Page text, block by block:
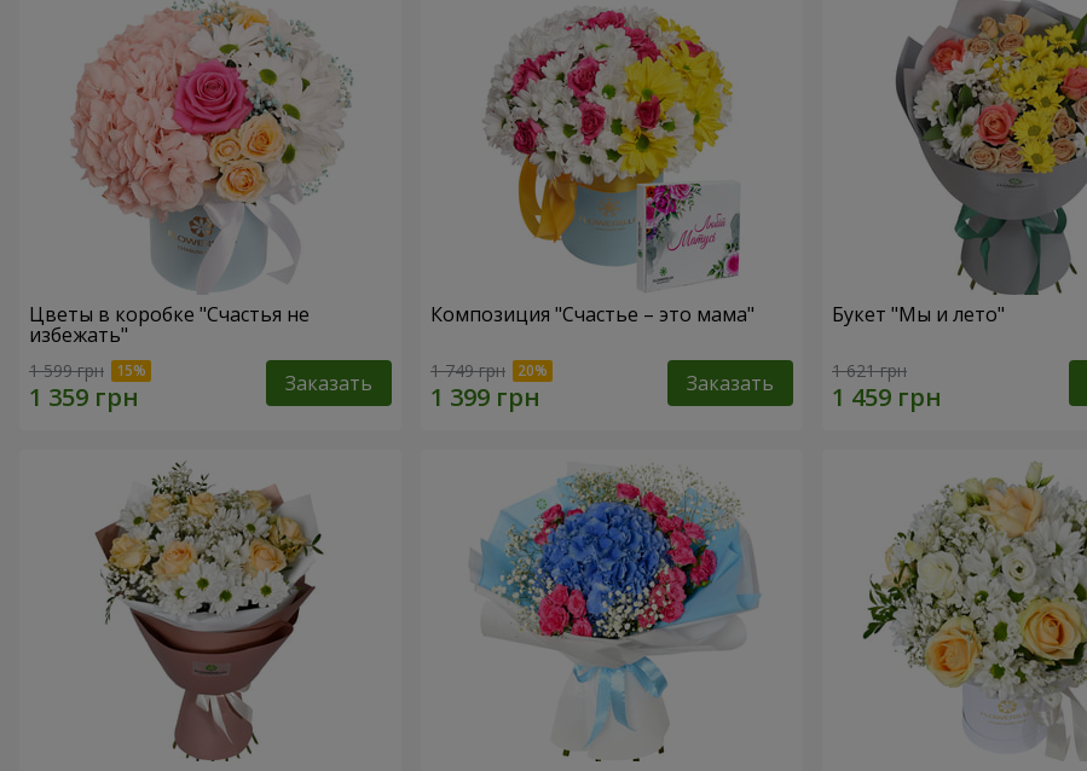
Цветы в коробке "Счастья не
избежать"
1 599 грн Заказать
Композиция "Счастье – это мама"
1 749 грн Заказать
Букет "Мы и лето"
1 621 грн